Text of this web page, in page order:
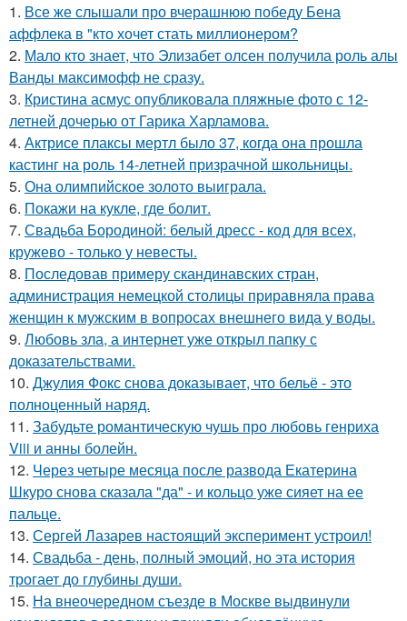
1. Все же слышали про вчерашнюю победу Бена
аффлека в "кто хочет стать миллионером?
2. Мало кто знает, что Элизабет олсен получила роль алы
Ванды максимофф не сразу.
3. Кристина асмус опубликовала пляжные фото с 12-
летней дочерью от Гарика Харламова.
4. Актрисе плаксы мертл было 37, когда она прошла
кастинг на роль 14-летней призрачной школьницы.
5. Она олимпийское золото выиграла.
6. Покажи на кукле, где болит.
7. Свадьба Бородиной: белый дресс - код для всех,
кружево - только у невесты.
8. Последовав примеру скандинавских стран,
администрация немецкой столицы приравняла права
женщин к мужским в вопросах внешнего вида у воды.
9. Любовь зла, а интернет уже открыл папку с
доказательствами.
10. Джулия Фокс снова доказывает, что бельё - это
полноценный наряд.
11. Забудьте романтическую чушь про любовь генриха
Viii и анны болейн.
12. Через четыре месяца после развода Екатерина
Шкуро снова сказала "да" - и кольцо уже сияет на ее
пальце.
13. Сергей Лазарев настоящий эксперимент устроил!
14. Свадьба - день, полный эмоций, но эта история
трогает до глубины души.
15. На внеочередном съезде в Москве выдвинули